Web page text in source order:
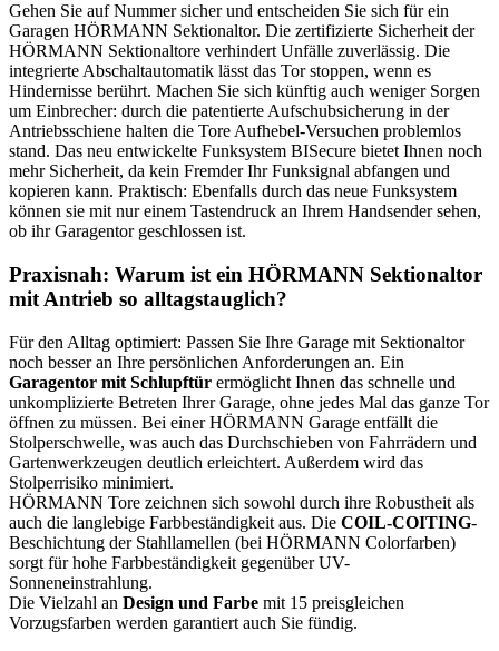
Gehen Sie auf Nummer sicher und entscheiden Sie sich für ein
Garagen HÖRMANN Sektionaltor. Die zertifizierte Sicherheit der
HÖRMANN Sektionaltore verhindert Unfälle zuverlässig. Die
integrierte Abschaltautomatik lässt das Tor stoppen, wenn es
Hindernisse berührt. Machen Sie sich künftig auch weniger Sorgen
um Einbrecher: durch die patentierte Aufschubsicherung in der
Antriebsschiene halten die Tore Aufhebel-Versuchen problemlos
stand. Das neu entwickelte Funksystem BISecure bietet Ihnen noch
mehr Sicherheit, da kein Fremder Ihr Funksignal abfangen und
kopieren kann. Praktisch: Ebenfalls durch das neue Funksystem
können sie mit nur einem Tastendruck an Ihrem Handsender sehen,
ob ihr Garagentor geschlossen ist.
Praxisnah: Warum ist ein HÖRMANN Sektionaltor
mit Antrieb so alltagstauglich?
Für den Alltag optimiert: Passen Sie Ihre Garage mit Sektionaltor
noch besser an Ihre persönlichen Anforderungen an. Ein
Garagentor mit Schlupftür ermöglicht Ihnen das schnelle und
unkomplizierte Betreten Ihrer Garage, ohne jedes Mal das ganze Tor
öffnen zu müssen. Bei einer HÖRMANN Garage entfällt die
Stolperschwelle, was auch das Durchschieben von Fahrrädern und
Gartenwerkzeugen deutlich erleichtert. Außerdem wird das
Stolperrisiko minimiert.
HÖRMANN Tore zeichnen sich sowohl durch ihre Robustheit als
auch die langlebige Farbbeständigkeit aus. Die COIL-COITING-
Beschichtung der Stahllamellen (bei HÖRMANN Colorfarben)
sorgt für hohe Farbbeständigkeit gegenüber UV-
Sonneneinstrahlung.
Die Vielzahl an Design und Farbe mit 15 preisgleichen
Vorzugsfarben werden garantiert auch Sie fündig.